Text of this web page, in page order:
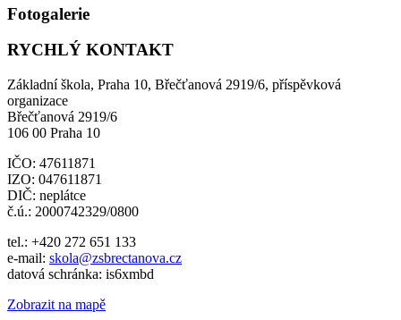
Fotogalerie
RYCHLÝ KONTAKT
Základní škola, Praha 10, Břečťanová 2919/6, příspěvková
organizace
Břečťanová 2919/6
106 00 Praha 10
IČO: 47611871
IZO: 047611871
DIČ: neplátce
č.ú.: 2000742329/0800
tel.: +420 272 651 133
e-mail: skola@zsbrectanova.cz
datová schránka: is6xmbd
Zobrazit na mapě